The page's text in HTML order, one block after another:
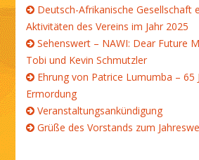
Deutsch-Afrikanische Gesellschaft
Aktivitäten des Vereins im Jahr
Sehenswert – NAWI: Dear Future
Tobi und Kevin Schmutzler
Ehrung von Patrice Lumumba – 65
Ermordung
Veranstaltungsankündigung
Grüße des Vorstands zum